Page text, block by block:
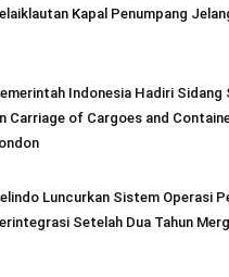
Kapal Penumpang
Indonesia Hadiri
Carriage of Cargoes and
Luncurkan Sistem Operasi
Setelah Dua Tahun